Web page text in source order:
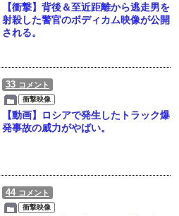
【衝撃】背後＆至近距離から逃走男を
射殺した警官のボディカム映像が公開
される。
33 コメント
衝撃映像
【動画】ロシアで発生したトラック爆
発事故の威力がやばい。
44 コメント
衝撃映像